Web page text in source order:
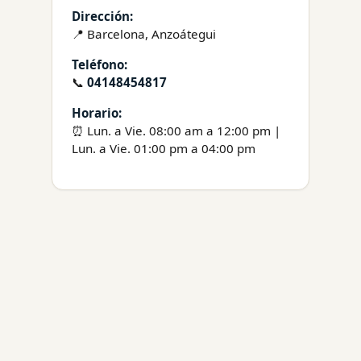
Dirección:
📍 Barcelona, Anzoátegui
Teléfono:
📞 04148454817
Horario:
⏰ Lun. a Vie. 08:00 am a 12:00 pm |
Lun. a Vie. 01:00 pm a 04:00 pm